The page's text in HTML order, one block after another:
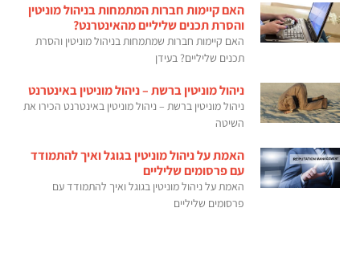
האם קיימות חברות המתמחות בניהול מוניטין
והסרת תכנים שליליים מהאינטרנט?
האם קיימות חברות שמתמחות בניהול מוניטין והסרת
תכנים שליליים? בעידן
ניהול מוניטין ברשת – ניהול מוניטין באינטרנט
ניהול מוניטין ברשת – ניהול מוניטין באינטרנט הכירו את
השיטה
האמת על ניהול מוניטין בגוגל ואיך להתמודד
עם פרסומים שליליים
האמת על ניהול מוניטין בגוגל ואיך להתמודד עם
פרסומים שליליים